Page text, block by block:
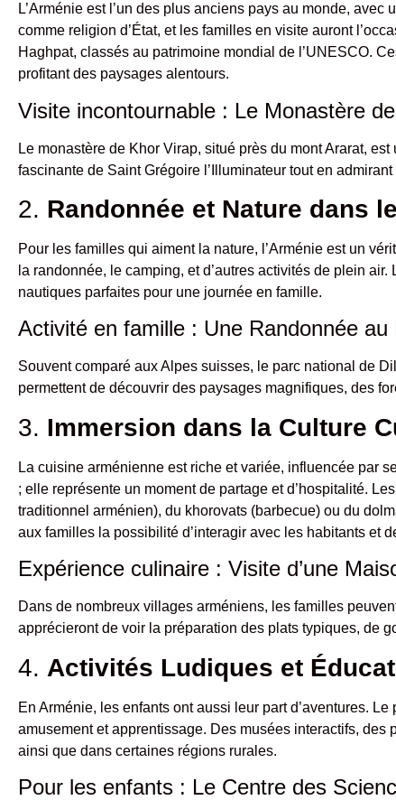
L’Arménie est l’un des plus anciens pays au monde,
comme religion d’État, et les familles en visite auront
Haghpat, classés au patrimoine mondial de l’UNESCO.
profitant des paysages alentours.
Visite incontournable : Le Monastère
Le monastère de Khor Virap, situé près du mont Ararat,
fascinante de Saint Grégoire l’Illuminateur tout en
2. Randonnée et Nature dans
Pour les familles qui aiment la nature, l’Arménie est un
la randonnée, le camping, et d’autres activités de plein
nautiques parfaites pour une journée en famille.
Activité en famille : Une Randonnée
Souvent comparé aux Alpes suisses, le parc national de
permettent de découvrir des paysages magnifiques, des
3. Immersion dans la Culture
La cuisine arménienne est riche et variée, influencée par
; elle représente un moment de partage et d’hospitalité.
traditionnel arménien), du khorovats (barbecue) ou du
aux familles la possibilité d’interagir avec les habitants et
Expérience culinaire : Visite d’une
Dans de nombreux villages arméniens, les familles
apprécieront de voir la préparation des plats typiques, de
4. Activités Ludiques et
En Arménie, les enfants ont aussi leur part d’aventures.
amusement et apprentissage. Des musées interactifs,
ainsi que dans certaines régions rurales.
Pour les enfants : Le Centre des